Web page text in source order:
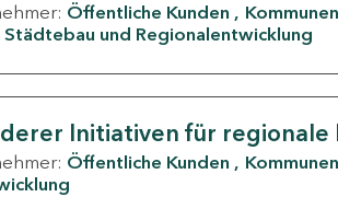
Öffentliche Kunden Kommunen
Städtebau und Regionalentwicklung
Initiativen für regionale
Öffentliche Kunden Kommunen